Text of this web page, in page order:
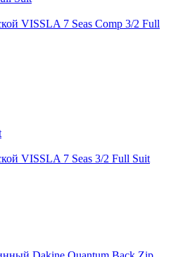
VISSLA 7 Seas Comp 3/2 Full
VISSLA 7 Seas 3/2 Full Suit